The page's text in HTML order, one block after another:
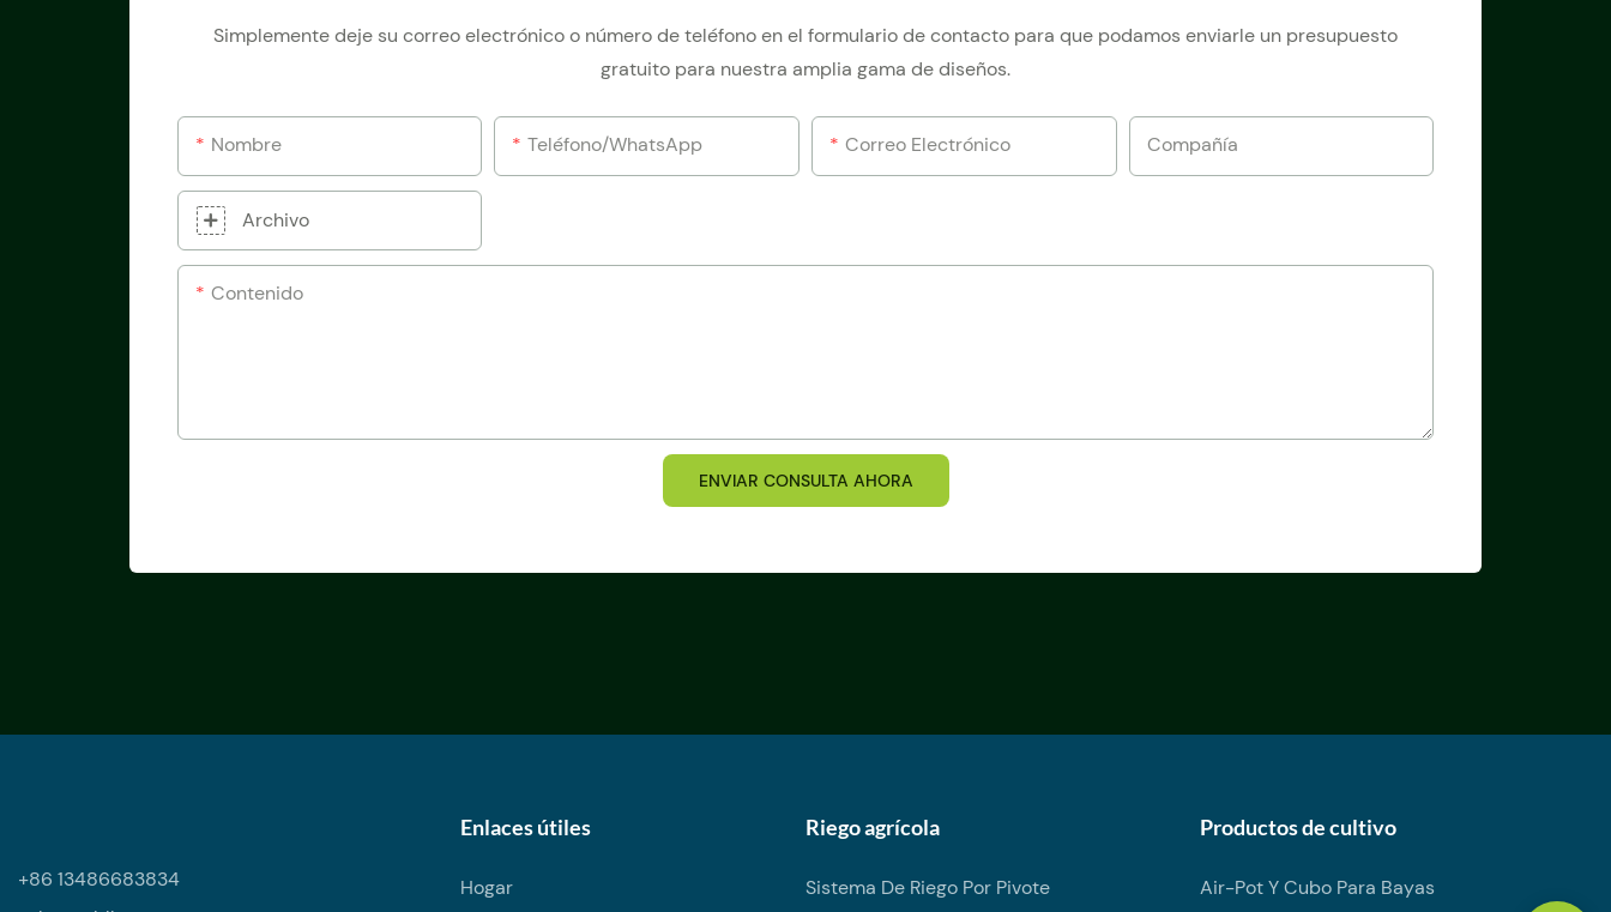
Simplemente deje su correo electrónico o número de teléfono en el formulario de contacto para que podamos enviarle un presupuesto
gratuito para nuestra amplia gama de diseños.
Nombre Teléfono/WhatsApp Correo Electrónico Compañía
Archivo
Contenido
ENVIAR CONSULTA AHORA
+86 13486683834
Enlaces útiles
Hogar
Riego agrícola
Sistema De Riego Por Pivote
Productos de cultivo
Air-Pot Y Cubo Para Bayas